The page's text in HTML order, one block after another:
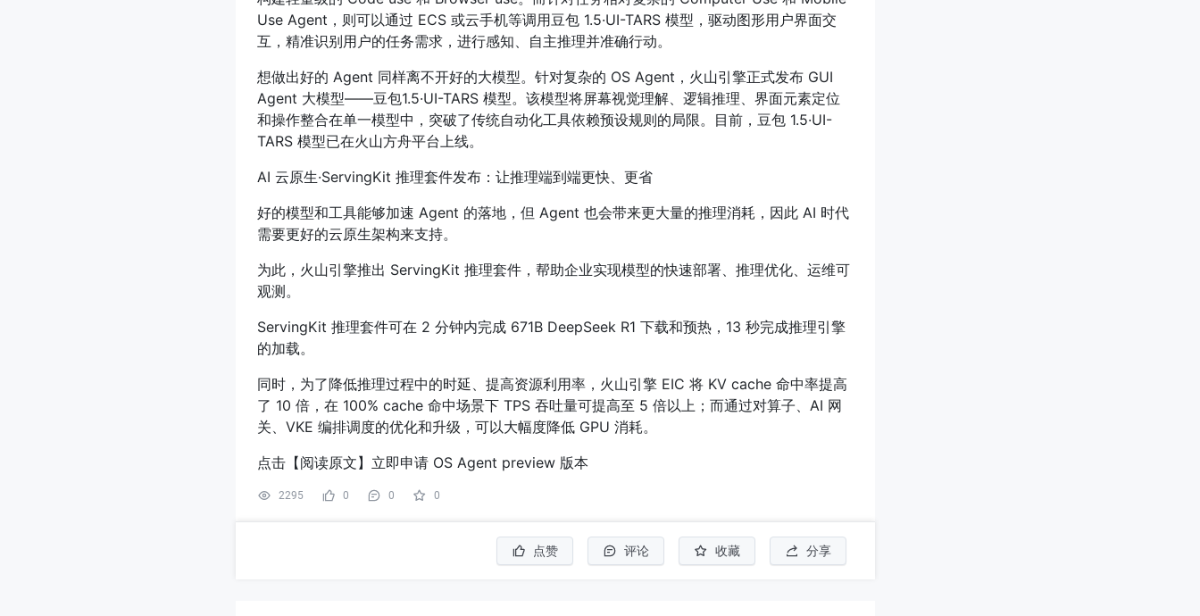
Use Agent，则可以通过 ECS 或云手机等调用豆包 1.5·UI-TARS 模型，驱动图形用户界面交
互，精准识别用户的任务需求，进行感知、自主推理并准确行动。
想做出好的 Agent 同样离不开好的大模型。针对复杂的 OS Agent，火山引擎正式发布 GUI
Agent 大模型——豆包1.5·UI-TARS 模型。该模型将屏幕视觉理解、逻辑推理、界面元素定位
和操作整合在单一模型中，突破了传统自动化工具依赖预设规则的局限。目前，豆包 1.5·UI-
TARS 模型已在火山方舟平台上线。
AI 云原生·ServingKit 推理套件发布：让推理端到端更快、更省
好的模型和工具能够加速 Agent 的落地，但 Agent 也会带来更大量的推理消耗，因此 AI 时代
需要更好的云原生架构来支持。
为此，火山引擎推出 ServingKit 推理套件，帮助企业实现模型的快速部署、推理优化、运维可
观测。
ServingKit 推理套件可在 2 分钟内完成 671B DeepSeek R1 下载和预热，13 秒完成推理引擎
的加载。
同时，为了降低推理过程中的时延、提高资源利用率，火山引擎 EIC 将 KV cache 命中率提高
了 10 倍，在 100% cache 命中场景下 TPS 吞吐量可提高至 5 倍以上；而通过对算子、AI 网
关、VKE 编排调度的优化和升级，可以大幅度降低 GPU 消耗。
点击【阅读原文】立即申请 OS Agent preview 版本
2295 0 0 0
点赞 评论 收藏 分享